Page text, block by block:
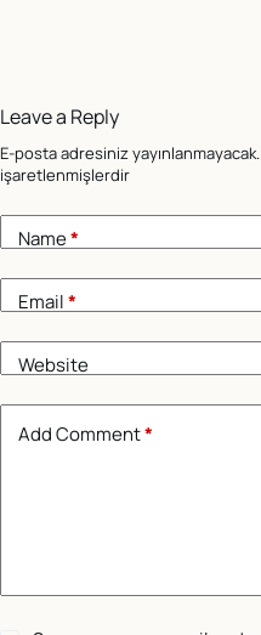
Leave a Reply
E-posta adresiniz yayınlanmayacak.
işaretlenmişlerdir
Name*
Email*
Website
Add Comment*